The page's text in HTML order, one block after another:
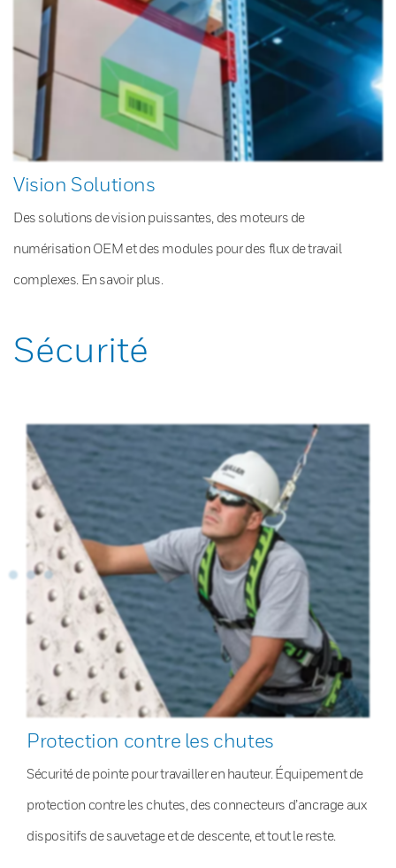
Vision Solutions
Des solutions de vision puissantes, des moteurs de
numérisation OEM et des modules pour des flux de travail
complexes. En savoir plus.
Sécurité
Protection contre les chutes
Sécurité de pointe pour travailler en hauteur. Équipement de
protection contre les chutes, des connecteurs d’ancrage aux
dispositifs de sauvetage et de descente, et tout le reste.